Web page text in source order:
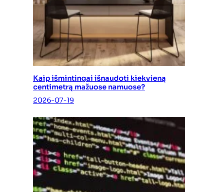
Kaip išmintingai išnaudoti kiekvieną
centimetrą mažuose namuose?
2026-07-19